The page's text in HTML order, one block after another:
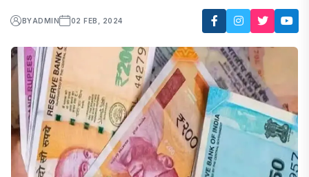
BYADMIN 02 FEB, 2024